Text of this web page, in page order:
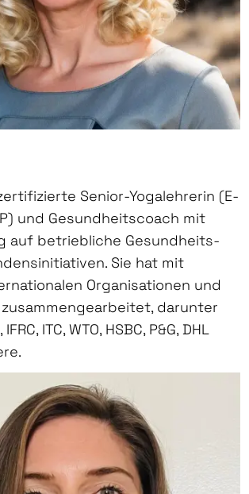
Senior-Yogalehrerin (E-
und Gesundheitscoach mit
auf betriebliche Gesundheits-
Sie hat mit
Organisationen und
darunter
ITC, WTO, HSBC, P&G, DHL